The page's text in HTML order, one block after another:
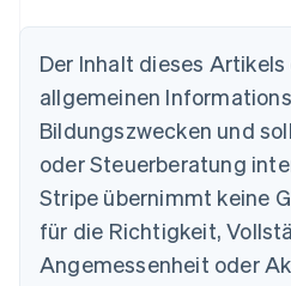
Der Inhalt dieses
allgemeinen
Bildungszwecken und
oder Steuerberatung
Stripe übernimmt keine
für die Richtigkeit,
Angemessenheit oder
Australien
English
Belgien
NederlandsFrançais Deutsch
Brasilien